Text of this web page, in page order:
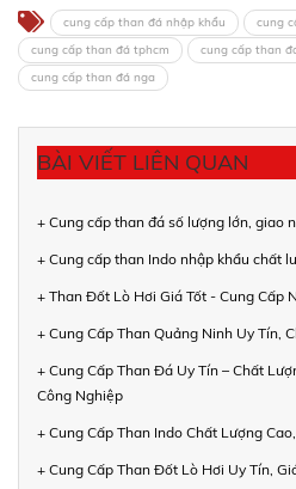
cung cấp than đá nhập khẩu
cung
cung cấp than đá tphcm
cung cấp than
cung cấp than đá nga
BÀI VIẾT LIÊN QUAN
+ Cung cấp than đá số lượng lớn, giao
+ Cung cấp than Indo nhập khẩu chất
+ Than Đốt Lò Hơi Giá Tốt - Cung Cấp
+ Cung Cấp Than Quảng Ninh Uy Tín,
+ Cung Cấp Than Đá Uy Tín – Chất
Công Nghiệp
+ Cung Cấp Than Indo Chất Lượng
+ Cung Cấp Than Đốt Lò Hơi Uy Tín,